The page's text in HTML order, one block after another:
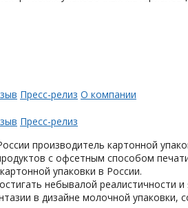
Пресс-релиз О компании
Пресс-релиз
производитель картонной
с офсетным способом
упаковки в России.
небывалой реалистичности
в дизайне молочной упаковки,